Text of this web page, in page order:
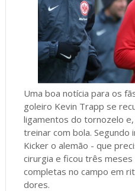
Uma boa notícia para os
goleiro Kevin Trapp se
ligamentos do tornozelo
treinar com bola. Segundo
Kicker o alemão - que
cirurgia e ficou três
completas no campo em
dores.